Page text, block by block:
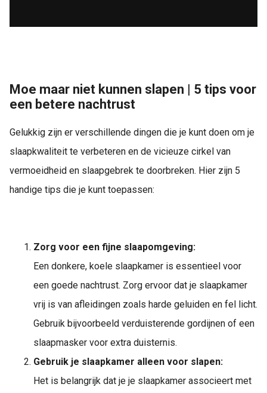
Moe maar niet kunnen slapen | 5 tips voor
een betere nachtrust
Gelukkig zijn er verschillende dingen die je kunt doen om je
slaapkwaliteit te verbeteren en de vicieuze cirkel van
vermoeidheid en slaapgebrek te doorbreken. Hier zijn 5
handige tips die je kunt toepassen:
Zorg voor een fijne slaapomgeving:
Een donkere, koele slaapkamer is essentieel voor
een goede nachtrust. Zorg ervoor dat je slaapkamer
vrij is van afleidingen zoals harde geluiden en fel licht.
Gebruik bijvoorbeeld verduisterende gordijnen of een
slaapmasker voor extra duisternis.
Gebruik je slaapkamer alleen voor slapen:
Het is belangrijk dat je je slaapkamer associeert met